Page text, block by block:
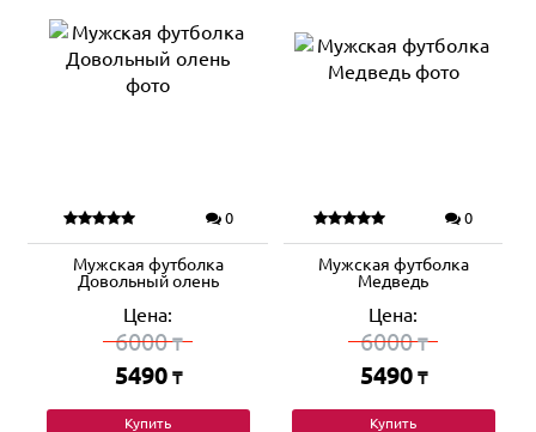
0
Мужская футболка
Довольный олень
Цена:
6000₸
5490 ₸
Купить
0
Мужская футболка
Медведь
Цена:
6000₸
5490 ₸
Купить